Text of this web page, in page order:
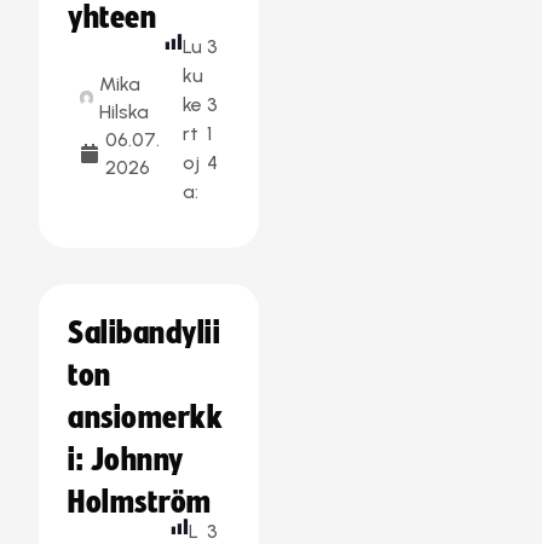
yhteen
Mika
Hilska
06.07.
2026
Lu
ku
ke
rt
oj
a:
3
3
1
4
Salibandylii
ton
ansiomerkk
i: Johnny
Holmström
L 3